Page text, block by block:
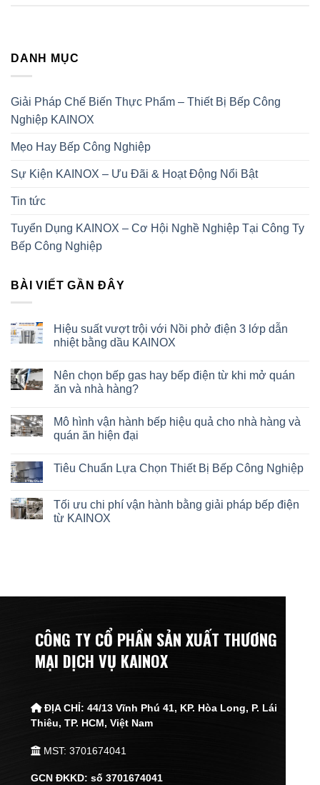
DANH MỤC
Giải Pháp Chế Biến Thực Phẩm – Thiết Bị Bếp Công
Nghiệp KAINOX
Mẹo Hay Bếp Công Nghiệp
Sự Kiện KAINOX – Ưu Đãi & Hoạt Động Nổi Bật
Tin tức
Tuyển Dụng KAINOX – Cơ Hội Nghề Nghiệp Tại Công Ty
Bếp Công Nghiệp
BÀI VIẾT GẦN ĐÂY
Hiệu suất vượt trội với Nồi phở điện 3 lớp dẫn
nhiệt bằng dầu KAINOX
Nên chọn bếp gas hay bếp điện từ khi mở quán
ăn và nhà hàng?
Mô hình vận hành bếp hiệu quả cho nhà hàng và
quán ăn hiện đại
Tiêu Chuẩn Lựa Chọn Thiết Bị Bếp Công Nghiệp
Tối ưu chi phí vận hành bằng giải pháp bếp điện
từ KAINOX
CÔNG TY CỔ PHẦN SẢN XUẤT THƯƠNG
MẠI DỊCH VỤ KAINOX
ĐỊA CHỈ:44/13 Vĩnh Phú 41, KP. Hòa Long, P. Lái
Thiêu,TP. HCM, Việt Nam
MST: 3701674041
GCN ĐKKD: số 3701674041